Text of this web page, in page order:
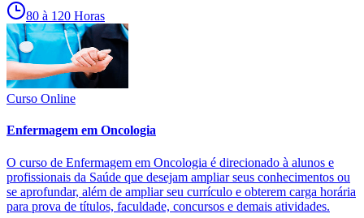
80 à 120 Horas
Curso Online
Enfermagem em Oncologia
O curso de Enfermagem em Oncologia é direcionado à alunos e
profissionais da Saúde que desejam ampliar seus conhecimentos ou
se aprofundar, além de ampliar seu currículo e obterem carga horária
para prova de títulos, faculdade, concursos e demais atividades.